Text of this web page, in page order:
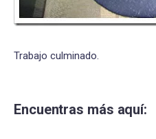
Trabajo culminado.
Encuentras más aquí: